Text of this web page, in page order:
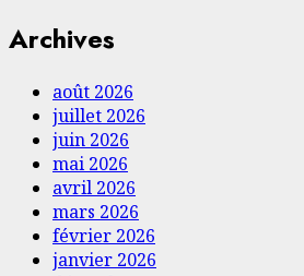
Archives
août 2026
juillet 2026
juin 2026
mai 2026
avril 2026
mars 2026
février 2026
janvier 2026